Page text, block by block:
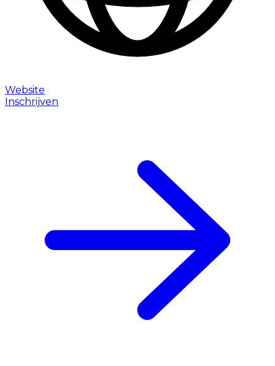
Website
Inschrijven